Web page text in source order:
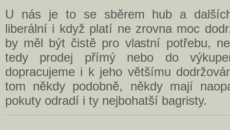
U nás je to se sběrem hub a
liberální i když platí ne zrovna moc
by měl být čistě pro vlastní potřebu,
tedy prodej přímý nebo do
dopracujeme i k jeho většímu
tom někdy podobně, někdy mají
pokuty odradí i ty nejbohatší bagristy.